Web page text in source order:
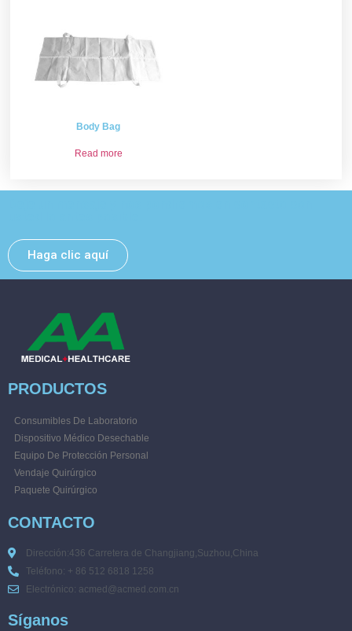
Body Bag
Read more
Haga clic aquí
PRODUCTOS
Consumibles De Laboratorio
Dispositivo Médico Desechable
Equipo De Protección Personal
Vendaje Quirúrgico
Paquete Quirúrgico
CONTACTO
Dirección:436 Carretera de Changjiang,Suzhou,China
Teléfono: + 86 512 6818 1258
Electrónico: acmed@acmed.com.cn
Síganos